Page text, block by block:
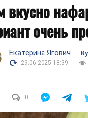
вкусно
очень
Екатерина Ягович
29.06.2025 18:39
0